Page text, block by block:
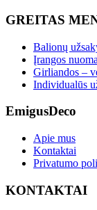
GREITAS
Balionų
Įrangos nuoma
Girliandos –
Individualūs
EmigusDeco
Apie mus
Kontaktai
Privatumo
KONTAKTAI